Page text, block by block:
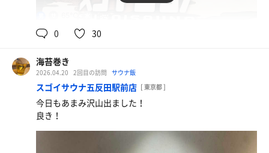
味噌ラーメン
美味しい！！
0 30
海苔巻き
2026.04.20 2回目の訪問 サウナ飯
スゴイサウナ五反田駅前店 [ 東京都 ]
今日もあまみ沢山出ました！
良き！